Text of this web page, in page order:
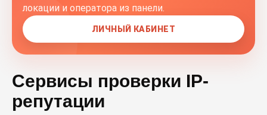
локации и оператора из панели.
ЛИЧНЫЙ КАБИНЕТ
Сервисы проверки IP-
репутации